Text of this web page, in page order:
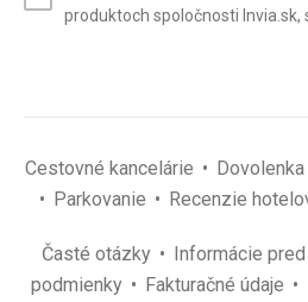
(povinné)
produktoch spoločnosti Invia.sk,
Cestovné kancelárie Dovolenka
Parkovanie
Recenzie
Časté otázky Informácie
podmienky
Fakturačné údaje